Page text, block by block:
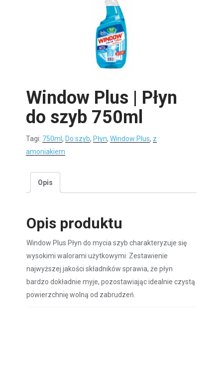
Window Plus | Płyn
do szyb 750ml
Tagi: 750ml, Do szyb, Płyn,Window Plus, z
amoniakiem
Opis
Opis produktu
Window Plus Płyn do mycia szyb charakteryzuje się
wysokimi walorami użytkowymi. Zestawienie
najwyższej jakości składników sprawia, że płyn
bardzo dokładnie myje, pozostawiając idealnie czystą
powierzchnię wolną od zabrudzeń.